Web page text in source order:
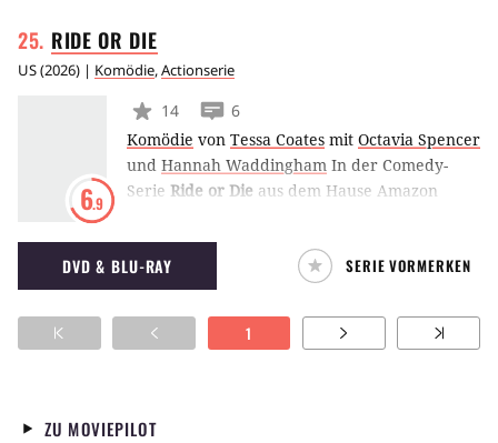
ihn zu töten.
RIDE OR DIE
US(2026) | Komödie,Actionserie
6.9
14
6
Komödie von Tessa Coates mit Octavia Spencer
und Hannah Waddingham In der Comedy-
Serie Ride or Die aus dem Hause Amazon
Hannah Waddingham die zwei Freundinnen
Debbie und Judith, die alles übereinander
wissen. Das glauben sie zumindest. Denn
Judith führt ein geheimes Doppelleben als
Auftragskillerin.
DVD & BLU-RAY SERIE VORMERKEN
1
ZU MOVIEPILOT